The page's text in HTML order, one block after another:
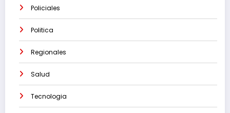
Policiales
Politica
Regionales
Salud
Tecnologia